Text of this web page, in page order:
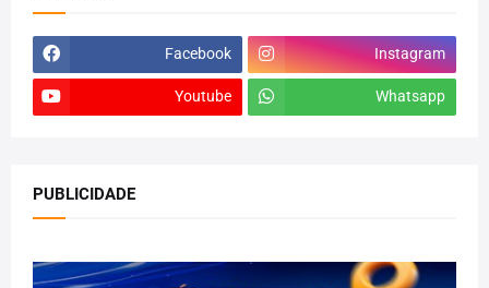
Facebook Instagram
Youtube Whatsapp
PUBLICIDADE